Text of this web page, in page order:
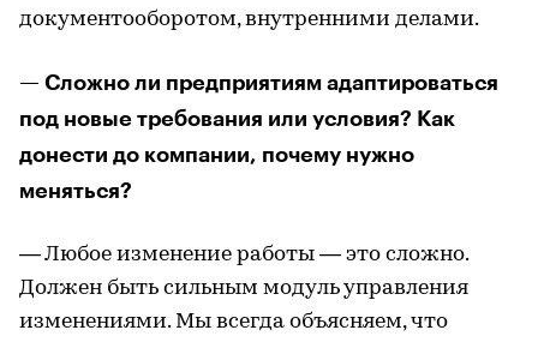
документооборотом, внутренними делами.
— Сложно ли предприятиям адаптироваться
под новые требования или условия? Как
донести до компании, почему нужно
меняться?
— Любое изменение работы — это сложно.
Должен быть сильным модуль управления
изменениями. Мы всегда объясняем, что